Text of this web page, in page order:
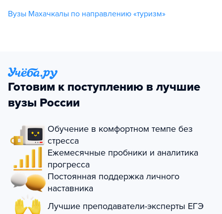
Вузы Махачкалы по направлению «туризм»
Готовим к поступлению в лучшие
вузы России
Обучение в комфортном темпе без
стресса
Ежемесячные пробники и аналитика
прогресса
Постоянная поддержка личного
наставника
Лучшие преподаватели-эксперты ЕГЭ